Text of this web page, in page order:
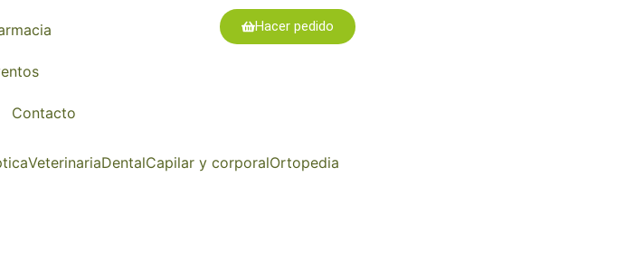
Contacto
Hacer pedido
VeterinariaDentalCapilar y corporalOrtopedia